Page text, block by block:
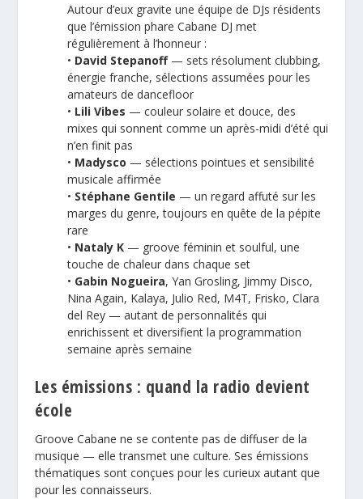
Autour d’eux gravite une équipe de DJs résidents
que l’émission phare Cabane DJ met
régulièrement à l’honneur :
• David Stepanoff— sets résolument clubbing,
énergie franche, sélections assumées pour les
amateurs de dancefloor
• Lili Vibes — couleur solaire et douce, des
mixes qui sonnent comme un après-midi d’été qui
n’en finit pas
• Madysco — sélections pointues et sensibilité
musicale affirmée
• Stéphane Gentile — un regard affuté sur les
marges du genre, toujours en quête de la pépite
rare
• Nataly K— groove féminin et soulful, une
touche de chaleur dans chaque set
• Gabin Nogueira, Yan Grosling, Jimmy Disco,
Nina Again, Kalaya, Julio Red, M4T, Frisko, Clara
del Rey — autant de personnalités qui
enrichissent et diversifient la programmation
semaine après semaine
Les émissions : quand la radio devient
école
Groove Cabane ne se contente pas de diffuser de la
musique — elle transmet une culture. Ses émissions
thématiques sont conçues pour les curieux autant que
pour les connaisseurs.